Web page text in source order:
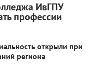
ИвГПУ
профессии
открыли при
региона